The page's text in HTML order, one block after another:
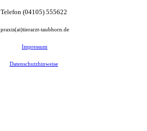
Telefon (04105) 555622
praxis(at)tierarzt-taubhorn.de
Impressum
Datenschutzhinweise